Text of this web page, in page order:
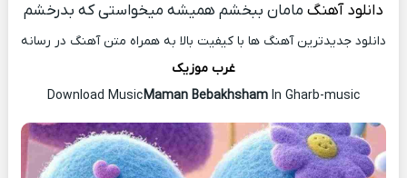
دانلود آهنگ مامان ببخشم همیشه میخواستی که بدرخشم
دانلود جدیدترین آهنگ ها با کیفیت بالا به همراه متن آهنگ در رسانه
غرب موزیک
Download MusicMaman Bebakhsham In Gharb-music